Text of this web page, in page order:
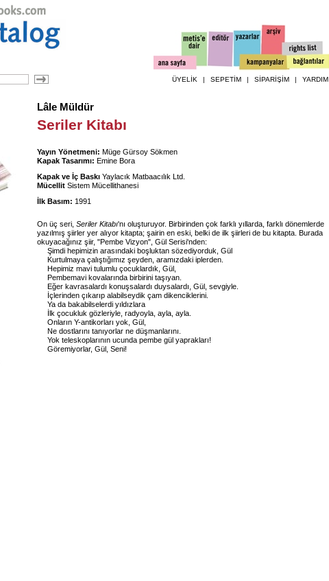
ÜYELİK | SEPETİM | SİPARİŞİM | YARDIM
Lâle Müldür
Seriler Kitabı
Yayın Yönetmeni: Müge Gürsoy Sökmen
Kapak Tasarımı: Emine Bora
Kapak ve İç Baskı Yaylacık Matbaacılık Ltd.
Mücellit Sistem Mücellithanesi
İlk Basım: 1991
On üç seri, Seriler Kitabı'nı oluşturuyor. Birbirinden çok farklı yıllarda, farklı dönemlerde
yazılmış şiirler yer alıyor kitapta; şairin en eski, belki de ilk şiirleri de bu kitapta. Burada
okuyacağınız şiir, "Pembe Vizyon", Gül Serisi'nden:
Şimdi hepimizin arasındaki boşluktan sözediyorduk, Gül
Kurtulmaya çalıştığımız şeyden, aramızdaki iplerden.
Hepimiz mavi tulumlu çocuklardık, Gül,
Pembemavi kovalarında birbirini taşıyan.
Eğer kavrasalardı konuşsalardı duysalardı, Gül, sevgiyle.
İçlerinden çıkarıp alabilseydik çam dikenciklerini.
Ya da bakabilselerdi yıldızlara
İlk çocukluk gözleriyle, radyoyla, ayla, ayla.
Onların Y-antikorları yok, Gül,
Ne dostlarını tanıyorlar ne düşmanlarını.
Yok teleskoplarının ucunda pembe gül yaprakları!
Göremiyorlar, Gül, Seni!